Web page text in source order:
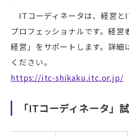
ITコーディネータは、経営と
プロフェッショナルです。経
経営」をサポートします。詳細
ください。
https://itc-shikaku.itc.or.jp/
「ITコーディネータ」